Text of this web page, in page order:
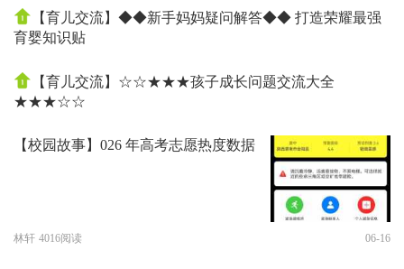
【育儿交流】◆◆新手妈妈疑问解答◆◆ 打造荣耀最强
育婴知识贴
【育儿交流】☆☆★★★孩子成长问题交流大全
★★★☆☆
【校园故事】026 年高考志愿热度数据
林轩 4016阅读 06-16